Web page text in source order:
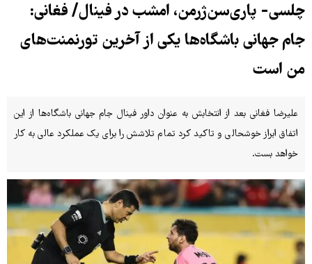
چلسی- پاری‌سن‌ژرمن، امشب در فینال/ فغانی:
جام جهانی باشگاه‌ها یکی از آخرین تورنمنت‌های
من است
علیرضا فغانی بعد از انتخابش به عنوان داور فینال جام جهانی باشگاه‌ها از این
اتفاق ابراز خوشحالی و تاکید کرد تمام تلاشش را برای یک عملکرد عالی به کار
خواهد بست.